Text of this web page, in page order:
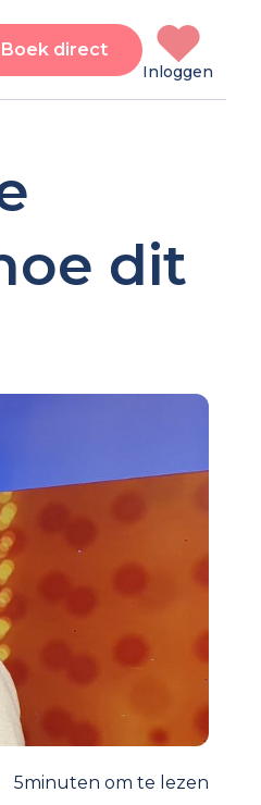
Boek direct
Inloggen
dit
5minuten om te lezen